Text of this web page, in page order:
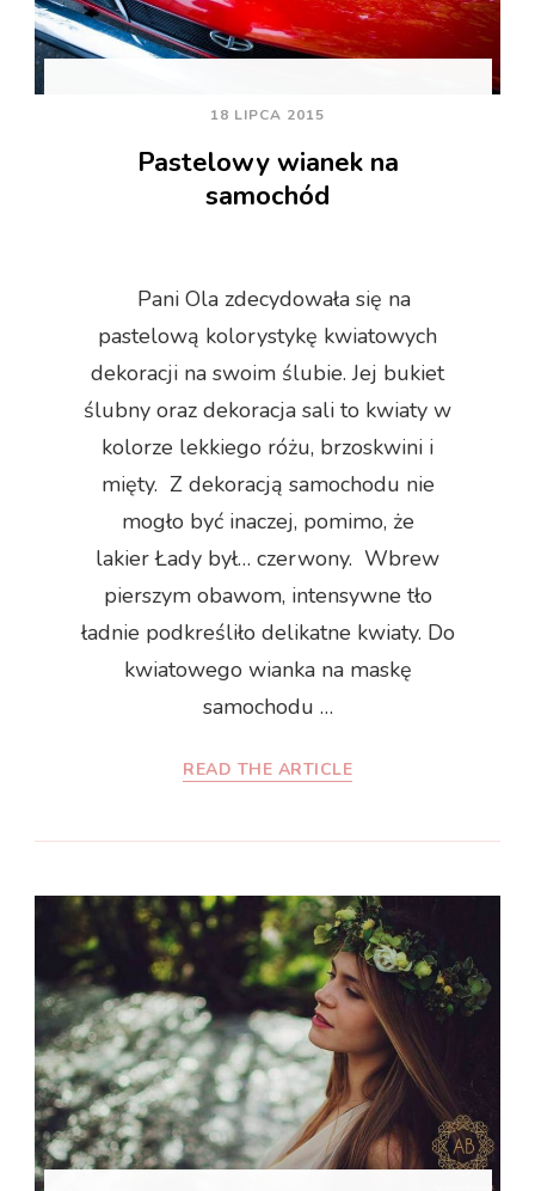
18 LIPCA 2015
Pastelowy wianek na
samochód
Pani Ola zdecydowała się na
pastelową kolorystykę kwiatowych
dekoracji na swoim ślubie. Jej bukiet
ślubny oraz dekoracja sali to kwiaty w
kolorze lekkiego różu, brzoskwini i
mięty. Z dekoracją samochodu nie
mogło być inaczej, pomimo, że
lakier Łady był… czerwony. Wbrew
pierszym obawom, intensywne tło
ładnie podkreśliło delikatne kwiaty. Do
kwiatowego wianka na maskę
samochodu …
READ THE ARTICLE